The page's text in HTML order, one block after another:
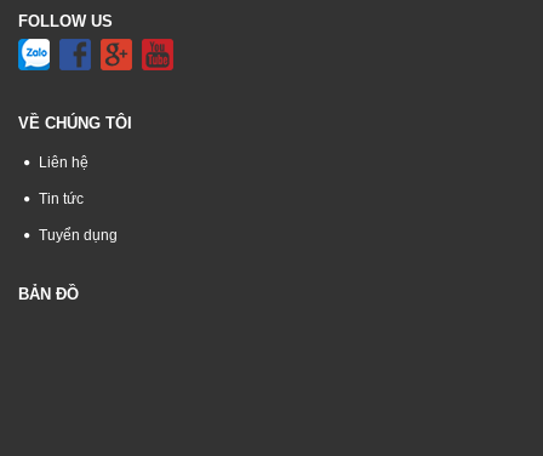
FOLLOW US
VỀ CHÚNG TÔI
Liên hệ
Tin tức
Tuyển dụng
BẢN ĐỒ